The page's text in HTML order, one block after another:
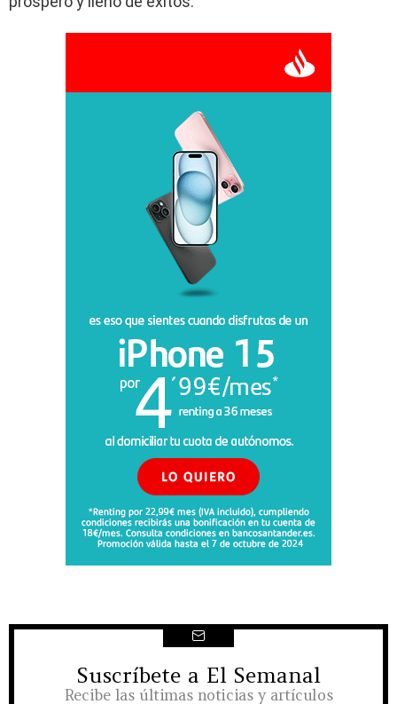
NEWSLETTER
Suscríbete a El Semanal
Recibe las últimas noticias y artículos